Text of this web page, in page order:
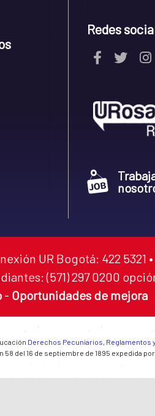
Redes
UR Bogotá: 422 5321
(571) 297 0200
- Oportunidades de mejora
Derechos Pecuniarios, Reglamentos
del 16 de septiembre de 1895 expedida